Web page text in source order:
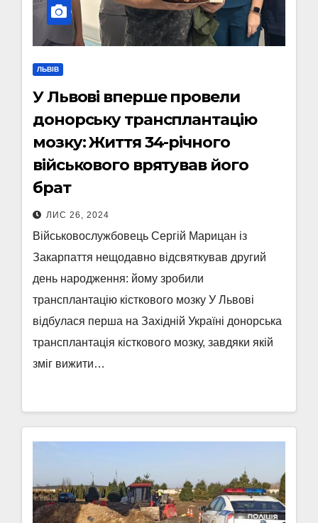
ЛЬВІВ
У Львові вперше провели
донорську трансплантацію
мозку: Життя 34-річного
військового врятував його
брат
ЛИС 26, 2024
Військовослужбовець Сергій Марицан із
Закарпаття нещодавно відсвяткував другий
день народження: йому зробили
трансплантацію кісткового мозку У Львові
відбулася перша на Західній Україні донорська
трансплантація кісткового мозку, завдяки якій
зміг вижити…